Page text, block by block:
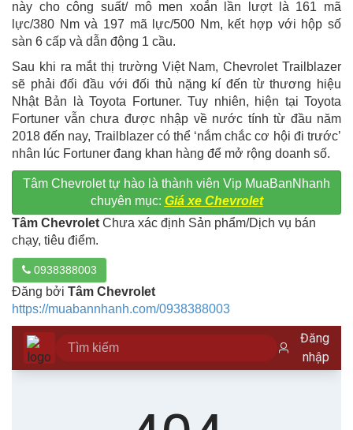
này cho công suất/ mô men xoắn lần lượt là 161 mã
lực/380 Nm và 197 mã lực/500 Nm, kết hợp với hộp số
sàn 6 cấp và dẫn động 1 cầu.
Sau khi ra mắt thị trường Việt Nam, Chevrolet Trailblazer
sẽ phải đối đầu với đối thủ nặng kí đến từ thương hiệu
Nhật Bản là Toyota Fortuner. Tuy nhiên, hiện tại Toyota
Fortuner vẫn chưa được nhập về nước tính từ đầu năm
2018 đến nay, Trailblazer có thể ‘nắm chắc cơ hội đi trước’
nhân lúc Fortuner đang khan hàng để mở rộng doanh số.
Tâm Chevrolet tự hào là thành viên Vip MuaBanNhanh
chuyên mục: Giá xe Chevrolet
Tâm Chevrolet Chưa xác định Sản phẩm/Dịch vụ bán
chạy, tiêu điểm.
0938388003
Đăng bởi Tâm Chevrolet
https://muabannhanh.com/0938388003